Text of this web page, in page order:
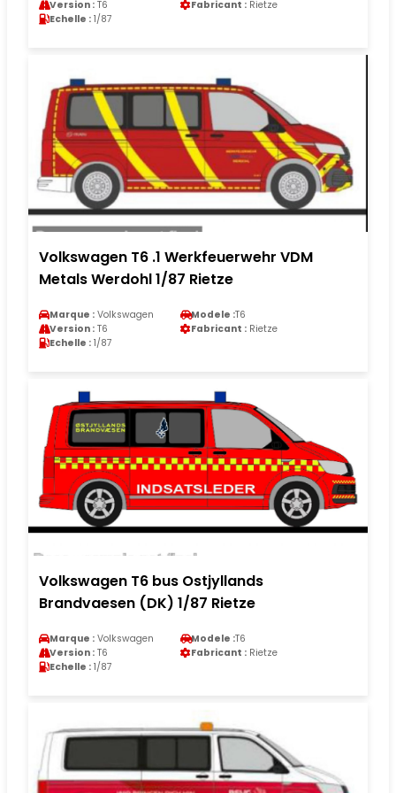
Version : T6 Fabricant : Rietze
Echelle : 1/87
Volkswagen T6 .1 Werkfeuerwehr VDM
Metals Werdohl 1/87 Rietze
Marque : Volkswagen Modele :T6
Version : T6 Fabricant : Rietze
Echelle : 1/87
Volkswagen T6 bus Ostjyllands
Brandvaesen (DK) 1/87 Rietze
Marque : Volkswagen Modele :T6
Version : T6 Fabricant : Rietze
Echelle : 1/87